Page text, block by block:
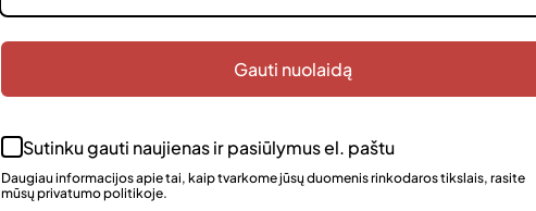
produkto
veido
Lacura
Gauti nuolaidą
Sutinku gauti naujienas ir pasiūlymus el. paštu
Daugiau informacijos apie tai, kaip tvarkome jūsų duomenis rinkodaros tikslais, rasite
mūsų privatumo politikoje.